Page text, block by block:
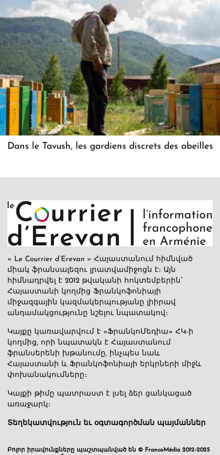
Dans le Tavush, les gardiens discrets des abeilles
« Le Courrier d’Erevan » Հայաստանում հիմնված
միակ ֆրանսալեզու լրատվամիջոցն է։ Այն
հիմնադրվել է 2012 թվականի հոկտեմբերին՝
Հայաստանի կողմից Ֆրանկոֆոնիայի
միջազգային կազմակերպությանը լիիրավ
անդամակցությունը նշելու նպատակով։
Կայքը կառավարվում է «ՖրանկոՄեդիա» ՀԿ-ի
կողմից, որի նպատակն է Հայաստանում
ֆրանսերենի խթանումը, ինչպես նաև
Հայաստանի և Ֆրանկոֆոնիայի երկրների միջև
փոխանակումները։
Կայքի թիմը պատրաստ է լսել ձեր ցանկացած
առաջարկ։
Տեղեկատվություն եւ օգտագործման պայմաններ
Բոլոր իրավունքները պաշտպանված են © FrancoMédia 2012-2025